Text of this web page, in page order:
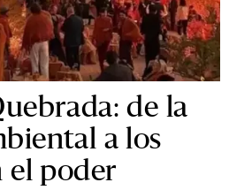
de la
a los
el poder